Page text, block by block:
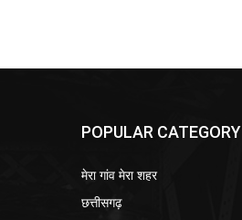
POPULAR CATEGORY
मेरा गांव मेरा शहर
छत्तीसगढ़